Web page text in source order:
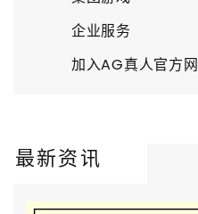
企业服务
加入AG真人官方网
最新资讯